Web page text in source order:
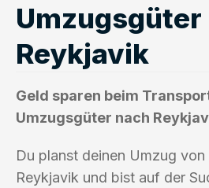
Umzugsgüter
Reykjavik
Geld sparen beim
Umzugsgüter nach
Du planst deinen Umzug
Reykjavik und bist auf der